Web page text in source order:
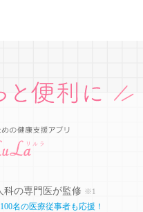
科の専門医が監修 ※1
名の医療従事者も応援！